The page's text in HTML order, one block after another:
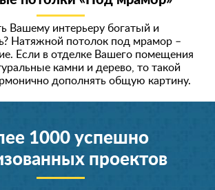
Вашему интерьеру богатый и
Натяжной потолок под мрамор –
Если в отделке Вашего помещения
камни и дерево, то такой
дополнять общую картину.
1000 успешно
проектов